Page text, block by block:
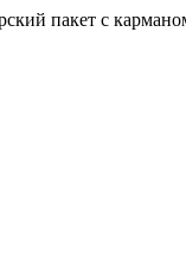
пакет с